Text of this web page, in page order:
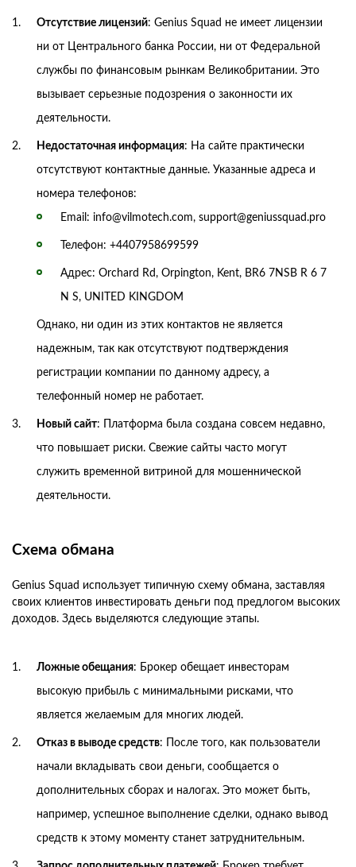
Отсутствие лицензий: Genius Squad не имеет лицензии
ни от Центрального банка России, ни от Федеральной
службы по финансовым рынкам Великобритании. Это
вызывает серьезные подозрения о законности их
деятельности.
Недостаточная информация: На сайте практически
отсутствуют контактные данные. Указанные адреса и
номера телефонов:
Email: info@vilmotech.com, support@geniussquad.pro
Телефон: +4407958699599
Адрес: Orchard Rd, Orpington, Kent, BR6 7NSB R 6 7
N S, UNITED KINGDOM
Однако, ни один из этих контактов не является
надежным, так как отсутствуют подтверждения
регистрации компании по данному адресу, а
телефонный номер не работает.
Новый сайт: Платформа была создана совсем недавно,
что повышает риски. Свежие сайты часто могут
служить временной витриной для мошеннической
деятельности.
Схема обмана
Genius Squad использует типичную схему обмана, заставляя
своих клиентов инвестировать деньги под предлогом высоких
доходов. Здесь выделяются следующие этапы.
Ложные обещания: Брокер обещает инвесторам
высокую прибыль с минимальными рисками, что
является желаемым для многих людей.
Отказ в выводе средств: После того, как пользователи
начали вкладывать свои деньги, сообщается о
дополнительных сборах и налогах. Это может быть,
например, успешное выполнение сделки, однако вывод
средств к этому моменту станет затруднительным.